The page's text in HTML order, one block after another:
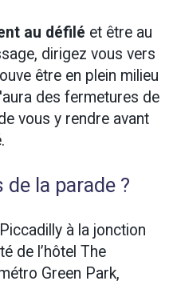
au défilé et être au
dirigez vous vers
être en plein milieu
des fermetures de
vous y rendre avant
la parade ?
à la jonction
de l’hôtel The
Green Park,